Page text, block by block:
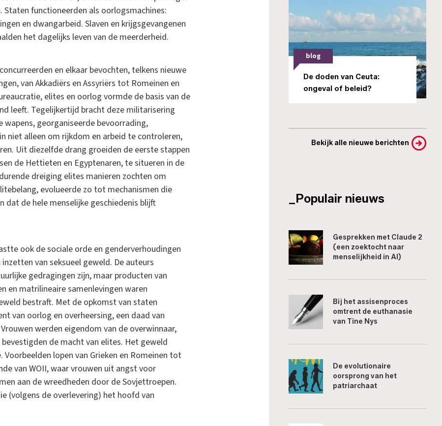
functioneerden als oorlogsmachines:
en dwangarbeid. Slaven en krijgsgevangenen
het dagelijks leven van de meerderheid.
en elkaar bevochten, telkens nieuwe
van Akkadiërs en Assyriërs tot Romeinen en
elites en oorlog vormde de basis van de
leeft. Tegelijkertijd bracht deze militarisering
georganiseerde bevoorrading,
niet alleen om rijkdom en arbeid te controleren,
Uit diezelfde drang groeiden de eerste stappen
de Hettieten en Egyptenaren, te situeren in de
dreiging elites manieren zochten om
evolueerde zo tot mechanismen die
dat de hele menselijke geschiedenis blijft
ook de sociale orde en genderverhoudingen
van seksueel geweld. De auteurs
gedragingen zijn, maar producten van
en matrilineaire samenlevingen waren
bestraft. Met de opkomst van staten
van oorlog en overheersing, een daad van
werden eigendom van de overwinnaar,
de macht van elites. Het geweld
lopen van Grieken en Romeinen tot
van WOII, waar vrouwen uit angst voor
aan de wreedheden door de Sovjettroepen.
(volgens de overlevering) het hoofd van
blog
De doden van Ceuta:
ongeval of beleid?
Bekijk alle nieuwe berichten
_Populair nieuws
Gesprekken met Claude 2
(een zoektocht naar
menselijkheid in AI)
Bij het assisenproces
omtrent de euthanasie
van Tine Nys
De evolutionaire
oorsprong van het
patriarchaat